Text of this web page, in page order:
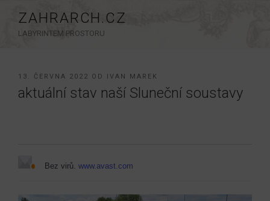
obsahu
ZAHRARCH.CZ
LABYRINTEM PROSTORU
PUBLIKOVÁNO
13. ČERVNA 2022 OD IVAN MAREK
aktuální stav naší Sluneční soustavy
Bez virů.www.avast.com